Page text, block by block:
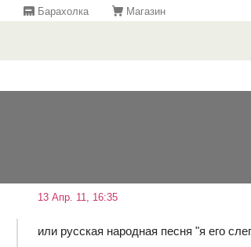
Барахолка Магазин
13 Апр. 11, 16:35
или русская народная песня "я его